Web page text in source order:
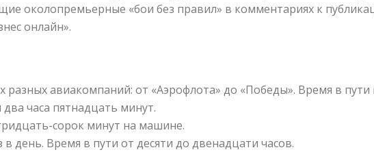
околопремьерные «бои без правил» в комментариях к
онлайн».
авиакомпаний: от «Аэрофлота» до «Победы». Время в пути
часа пятнадцать минут.
сорок минут на машине.
день. Время в пути от десяти до двенадцати часов.